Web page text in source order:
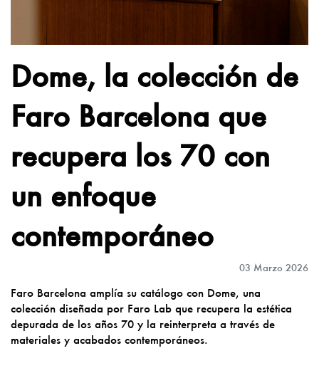
Dome, la colección de
Faro Barcelona que
recupera los 70 con
un enfoque
contemporáneo
03 Marzo 2026
Faro Barcelona amplía su catálogo con Dome, una
colección diseñada por Faro Lab que recupera la estética
depurada de los años 70 y la reinterpreta a través de
materiales y acabados contemporáneos.